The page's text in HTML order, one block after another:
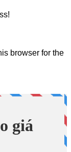
browser for the